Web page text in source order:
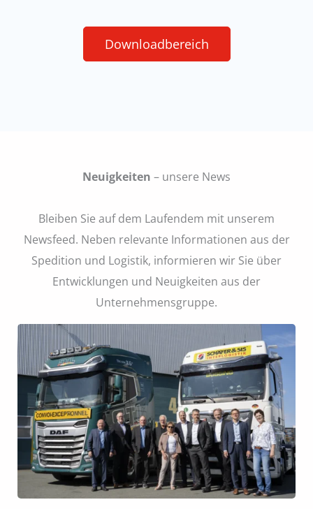
Downloadbereich
Neuigkeiten – unsere News
Bleiben Sie auf dem Laufendem mit unserem
Newsfeed. Neben relevante Informationen aus der
Spedition und Logistik, informieren wir Sie über
Entwicklungen und Neuigkeiten aus der
Unternehmensgruppe.